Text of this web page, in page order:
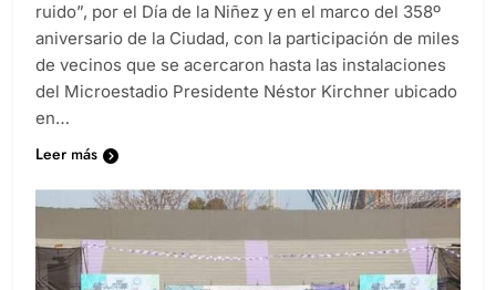
ruido”, por el Día de la Niñez y en el marco del 358º
aniversario de la Ciudad, con la participación de miles
de vecinos que se acercaron hasta las instalaciones
del Microestadio Presidente Néstor Kirchner ubicado
en…
Leer más